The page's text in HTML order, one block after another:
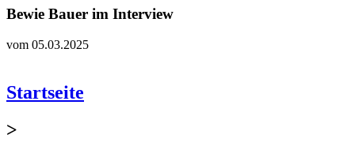
Bewie Bauer im Interview
vom 05.03.2025
Startseite
>